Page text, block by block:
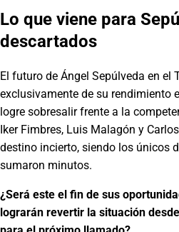
Lo que viene para
descartados
El futuro de Ángel Sepúlveda en el
exclusivamente de su rendimiento
logre sobresalir frente a la
Iker Fimbres, Luis Malagón y
destino incierto, siendo los únicos
sumaron minutos.
¿Será este el fin de sus
lograrán revertir la situación